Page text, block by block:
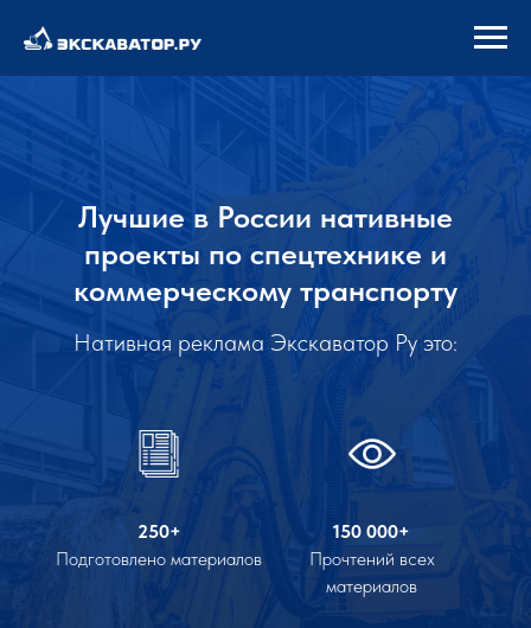
Лучшие в России нативные
проекты по спецтехнике и
коммерческому транспорту
Нативная реклама Экскаватор Ру это:
250+
Подготовлено материалов
150 000+
Прочтений всех
материалов